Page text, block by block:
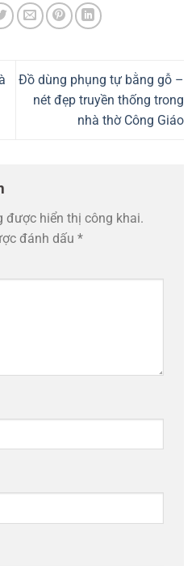
Đồ dùng phụng tự bằng gỗ –
nét đẹp truyền thống trong
nhà thờ Công Giáo
được hiển thị công khai.
đánh dấu *